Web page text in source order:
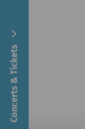
Concerts & Tickets